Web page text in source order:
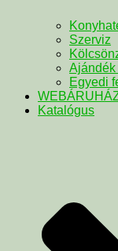
Szerviz
Egyedi
Katalógus